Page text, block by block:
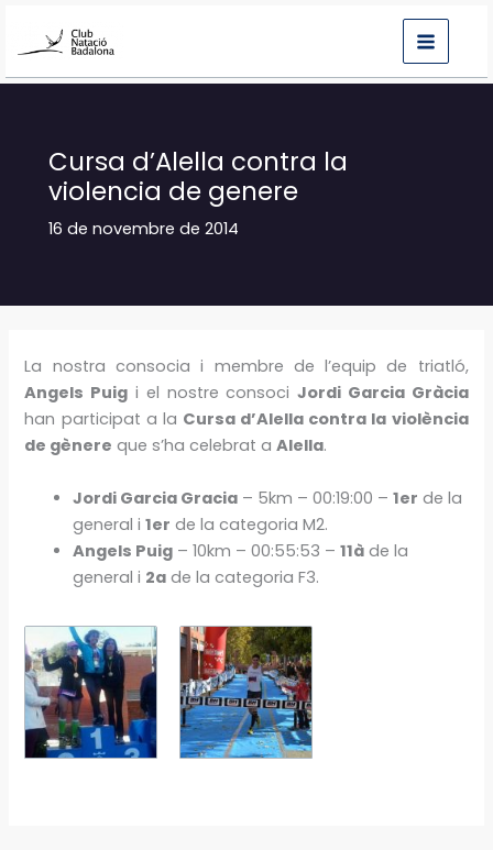
Cursa d’Alella contra la
violencia de genere
16 de novembre de 2014
La nostra consocia i membre de l’equip de triatló,
Angels Puig i el nostre consociJordi Garcia Gràcia
han participat a la Cursa d’Alella contra la violència
de gènere que s’ha celebrat aAlella.
Jordi Garcia Gracia – 5km – 00:19:00 –1er de la
general i1er de la categoria M2.
Angels Puig – 10km – 00:55:53 –11à de la
general i 2a de la categoria F3.